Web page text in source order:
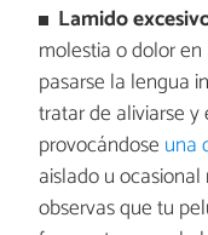
Lamido
molestia o dolor
pasarse la lengua
tratar de aliviarse
provocándose una
aislado u
observas que tu